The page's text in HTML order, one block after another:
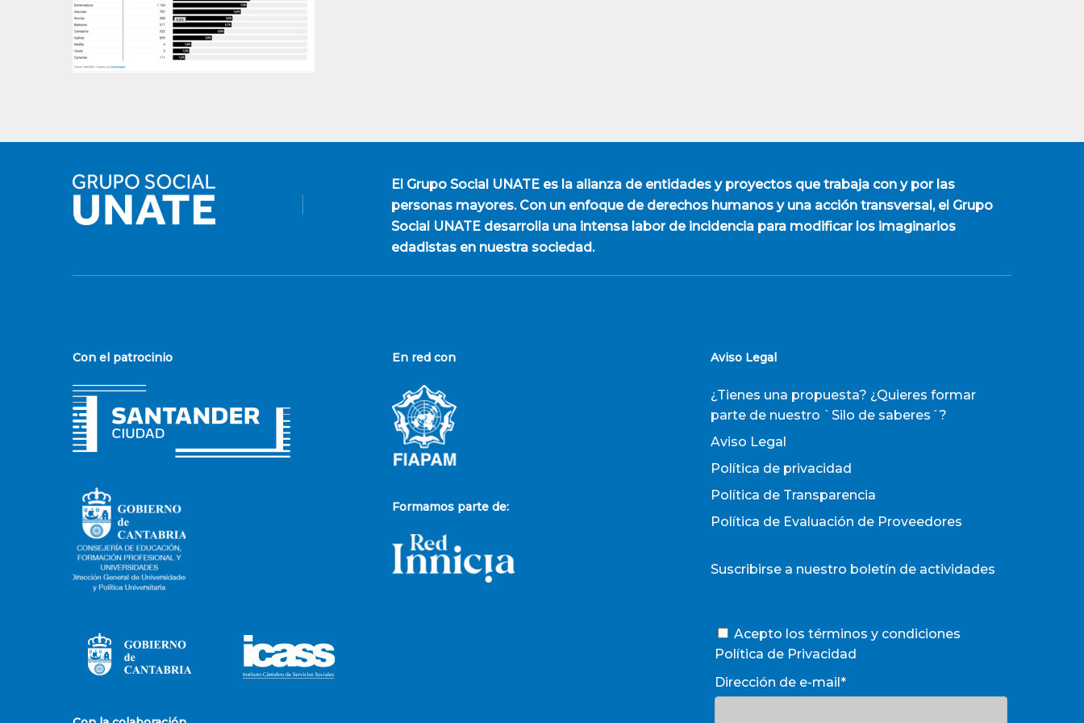
El Grupo Social UNATEes la alianza de entidades y proyectos que trabaja con y por las
personas mayores. Con un enfoque de derechos humanos y una acción transversal, el Grupo
Social UNATE desarrolla una intensa labor de incidencia para modificar los imaginarios
edadistas en nuestra sociedad.
Con el patrocinio En red con
Formamos parte de:
Aviso Legal
¿Tienes una propuesta? ¿Quieres formar
parte de nuestro `Silo de saberes´?
Aviso Legal
Política de privacidad
Política de Transparencia
Política de Evaluación de Proveedores
Suscribirse a nuestro boletín de actividades
Acepto los términos y condiciones
Política de Privacidad
Dirección de e-mail*